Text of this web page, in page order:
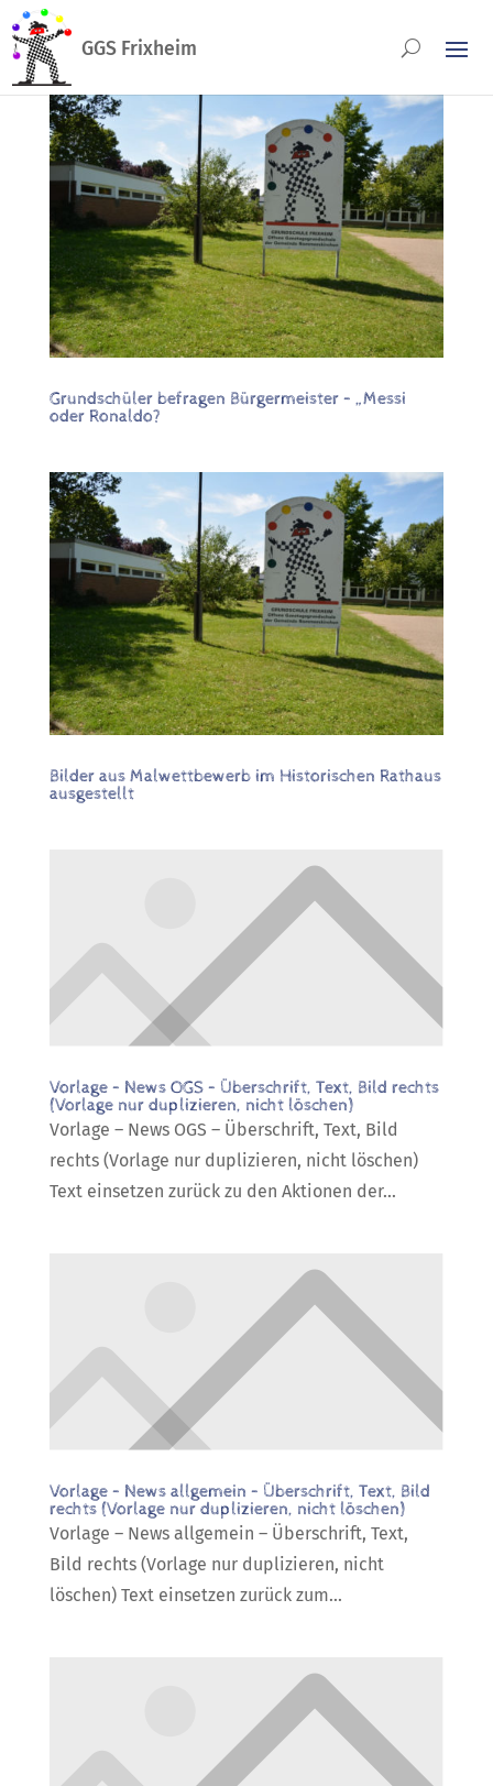
Grundschüler befragen Bürgermeister – „Messi
oder Ronaldo?
Bilder aus Malwettbewerb im Historischen Rathaus
ausgestellt
Vorlage – News OGS – Überschrift, Text, Bild rechts
(Vorlage nur duplizieren, nicht löschen)
Vorlage – News OGS – Überschrift, Text, Bild
rechts (Vorlage nur duplizieren, nicht löschen)
Text einsetzen zurück zu den Aktionen der...
Vorlage – News allgemein – Überschrift, Text, Bild
rechts (Vorlage nur duplizieren, nicht löschen)
Vorlage – News allgemein – Überschrift, Text,
Bild rechts (Vorlage nur duplizieren, nicht
löschen) Text einsetzen zurück zum...